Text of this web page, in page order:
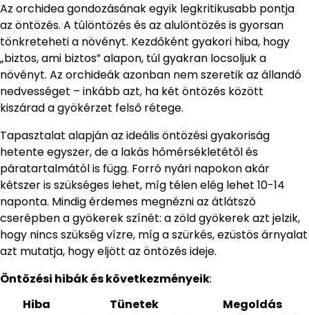
Az orchidea gondozásának egyik legkritikusabb pontja
az öntözés. A túlöntözés és az alulöntözés is gyorsan
tönkreteheti a növényt. Kezdőként gyakori hiba, hogy
„biztos, ami biztos” alapon, túl gyakran locsoljuk a
növényt. Az orchideák azonban nem szeretik az állandó
nedvességet – inkább azt, ha két öntözés között
kiszárad a gyökérzet felső rétege.
Tapasztalat alapján az ideális öntözési gyakoriság
hetente egyszer, de a lakás hőmérsékletétől és
páratartalmától is függ. Forró nyári napokon akár
kétszer is szükséges lehet, míg télen elég lehet 10-14
naponta. Mindig érdemes megnézni az átlátszó
cserépben a gyökerek színét: a zöld gyökerek azt jelzik,
hogy nincs szükség vízre, míg a szürkés, ezüstös árnyalat
azt mutatja, hogy eljött az öntözés ideje.
Öntözési hibák és következményeik:
Hiba
Tünetek
Megoldás